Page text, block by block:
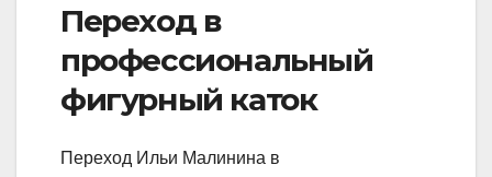
Переход в
профессиональный
фигурный каток
Переход Ильи Малинина в